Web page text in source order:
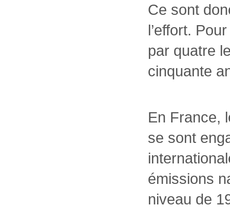
Ce sont
l’effort.
par quatre
cinquante
En France,
se sont
émissions
niveau de